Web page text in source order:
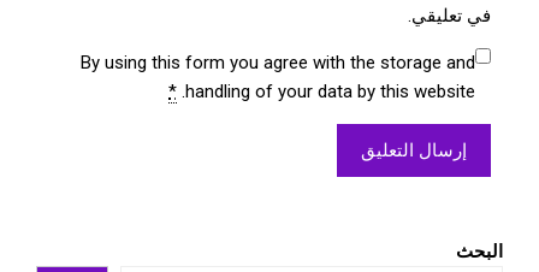
في تعليقي.
By using this form you agree with the storage and
handling of your data by this website.
*
البحث